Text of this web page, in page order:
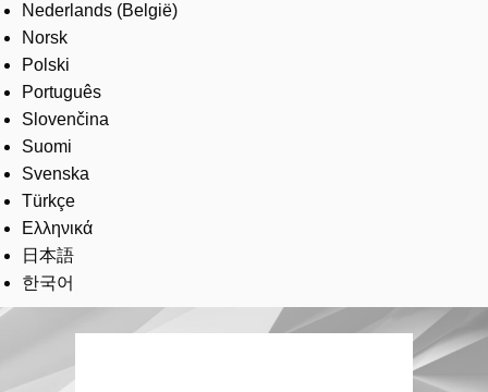
Nederlands (België)
Norsk
Polski
Português
Slovenčina
Suomi
Svenska
Türkçe
Ελληνικά
日本語
한국어